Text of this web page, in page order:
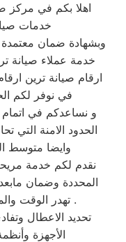
اهلا بكم في مركز
خدمات
وبشهادة ضمان
خدمة عملاء صيانة
ارقام صيانة ترين
في نوفر لكم
و نساعدكم في اتمام
الحدود الامنة التي
وايضا متوسط
نقدم لكم خدمة
المحددة وضمان
تهدر الوقت والمال » علي رقم مركز صيانة ترين .
تحديد الاعطال
الأجهزة